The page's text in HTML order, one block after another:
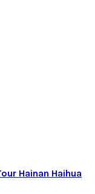
Hainan Haihua